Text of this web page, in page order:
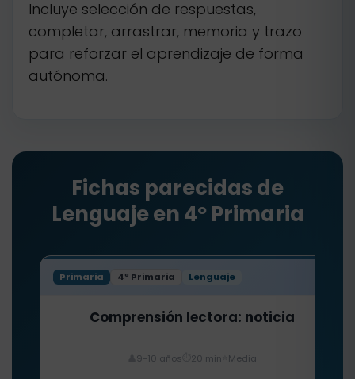
Incluye selección de respuestas,
completar, arrastrar, memoria y trazo
para reforzar el aprendizaje de forma
autónoma.
Fichas parecidas de
Lenguaje en 4º Primaria
Primaria 4º Primaria Lenguaje
Comprensión lectora: noticia
9-10 años 20 min Media